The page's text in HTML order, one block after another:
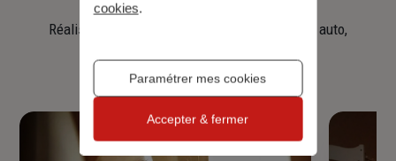
Réalisez une simulation tarifaire d'assurance, auto,
cookies.
Paramétrer mes cookies
Accepter & fermer